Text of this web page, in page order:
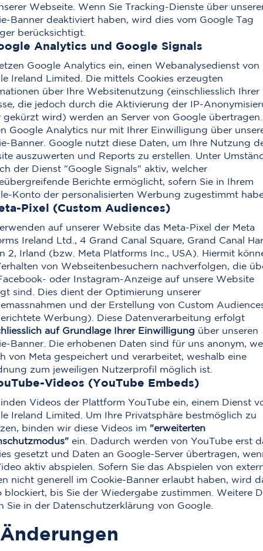
Webseite. Wenn Sie Tracking-Dienste über
Banner deaktiviert haben, wird dies vom Google Tag
berücksichtigt.
Analytics und Google Signals
Google Analytics ein, einen Webanalysedienst von
Ireland Limited. Die mittels Cookies erzeugten
über Ihre Websitenutzung (einschliesslich Ihrer
die jedoch durch die Aktivierung der IP-
gekürzt wird) werden an Server von Google
Google Analytics nur mit Ihrer Einwilligung über
Banner. Google nutzt diese Daten, um Ihre Nutzung
auszuwerten und Reports zu erstellen. Unter
der Dienst "Google Signals" aktiv, welcher
Berichte ermöglicht, sofern Sie in Ihrem
Konto der personalisierten Werbung zugestimmt
Pixel (Custom Audiences)
auf unserer Website das Meta-Pixel der Meta
Ireland Ltd., 4 Grand Canal Square, Grand Canal
2, Irland (bzw. Meta Platforms Inc., USA). Hiermit
von Webseitenbesuchern nachverfolgen, die
oder Instagram-Anzeige auf unsere Website
sind. Dies dient der Optimierung unserer
und der Erstellung von Custom
Werbung). Diese Datenverarbeitung erfolgt
auf Grundlage Ihrer Einwilligung über unseren
Banner. Die erhobenen Daten sind für uns anonym,
von Meta gespeichert und verarbeitet, weshalb eine
zum jeweiligen Nutzerprofil möglich ist.
Videos (YouTube Embeds)
Videos der Plattform YouTube ein, einem Dienst
Ireland Limited. Um Ihre Privatsphäre bestmöglich zu
binden wir diese Videos im "erweiterten
ein. Dadurch werden von YouTube erst
gesetzt und Daten an Google-Server übertragen,
aktiv abspielen. Sofern Sie das Abspielen von
nicht generell im Cookie-Banner erlaubt haben, wird
blockiert, bis Sie der Wiedergabe zustimmen. Weitere
Sie in der Datenschutzerklärung von Google.